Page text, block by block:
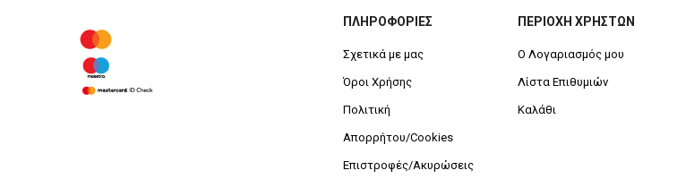
ΠΛΗΡΟΦΟΡΙΕΣ
Σχετικά με μας
Όροι Χρήσης
Πολιτική
Απορρήτου/Cookies
Επιστροφές/Ακυρώσεις
ΠΕΡΙΟΧΗ ΧΡΗΣΤΩΝ
Ο Λογαριασμός μου
Λίστα Επιθυμιών
Καλάθι